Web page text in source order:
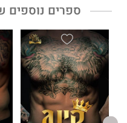
ספרים נוספים